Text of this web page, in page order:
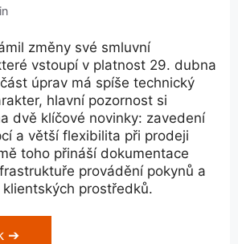
změny své smluvní
vstoupí v platnost 29. dubna
úprav má spíše technický
hlavní pozornost si
dvě klíčové novinky: zavedení
a větší flexibilita při prodeji
toho přináší dokumentace
provádění pokynů a
prostředků.